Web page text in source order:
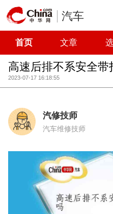
汽车
首页 文章
高速后排不系安全带
2023-07-17 16:18:55
汽修技师
汽车维修技师